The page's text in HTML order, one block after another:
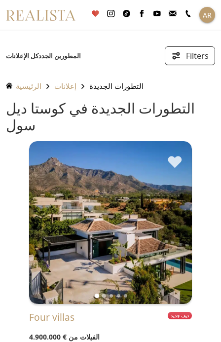
الى
AR
كل الإعلاناتالمطورين الجدد Filters
الرئيسية إعلانات التطورات الجديدة
التطورات الجديدة في كوستا ديل
سول
♥
ديف جديد Four villas
الفيلات من € 4.900.000